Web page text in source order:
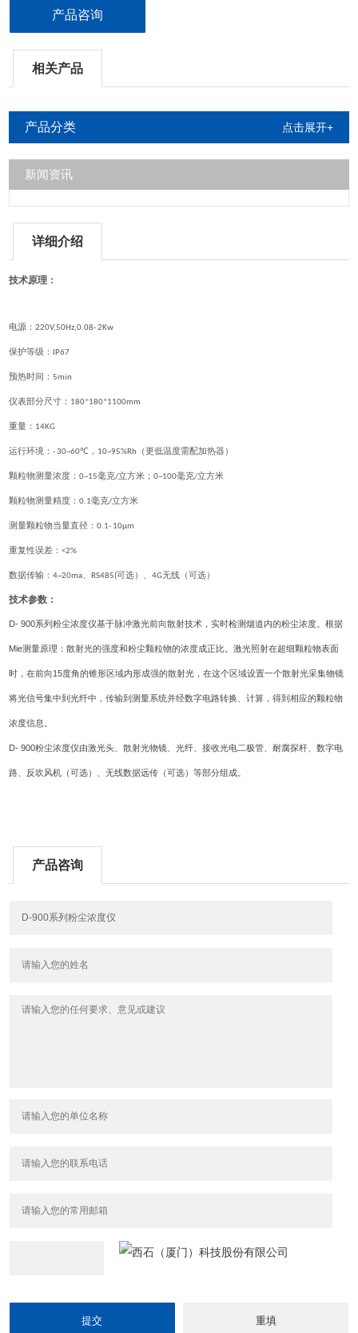
产品咨询
相关产品
产品分类 点击展开+
新闻资讯
详细介绍
技术原理：
电源：220V,50Hz,0.08- 2Kw
保护等级： IP67
预热时间： 5min
仪表部分尺寸： 180*180*1100mm
重量： 14KG
运行环境：- 30~60℃ ， 10~95%Rh （更低温度需配加热器）
颗粒物测量浓度：0~15毫克/立方米；0~100毫克/立方米
颗粒物测量精度：0.1毫克/立方米
测量颗粒物当量直径：0.1- 10μm
重复性误差：<2%
数据传输：4~20ma 、RS485(可选）、4G无线（可选）
技术参数：
D- 900系列粉尘浓度仪基于脉冲激光前向散射技术，实时检测烟道内的粉尘浓度。根据
Mie测量原理：散射光的强度和粉尘颗粒物的浓度成正比。激光照射在超细颗粒物表面
时，在前向15度角的锥形区域内形成强的散射光，在这个区域设置一个散射光采集物镜
将光信号集中到光纤中，传输到测量系统并经数字电路转换、计算，得到相应的颗粒物
浓度信息。
D- 900粉尘浓度仪由激光头、散射光物镜、光纤、接收光电二极管、耐腐探杆、数字电
路、反吹风机（可选）、无线数据远传（可选）等部分组成。
产品咨询